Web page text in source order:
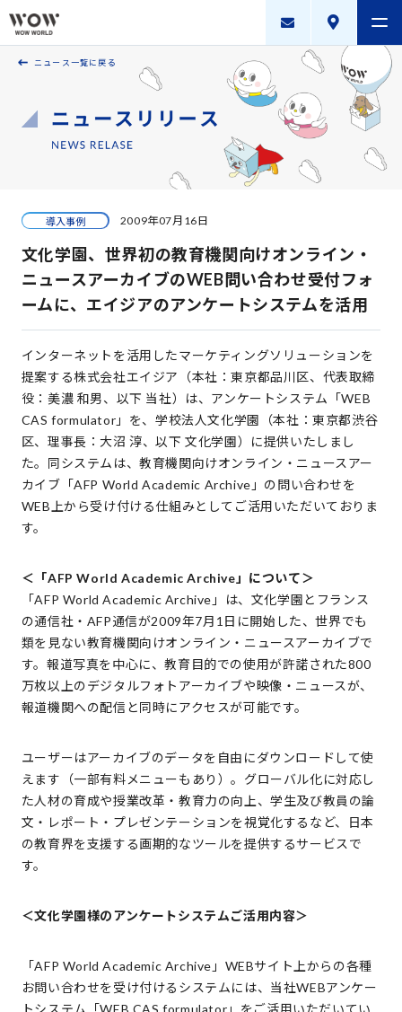
会社案内
採用案内
WOW WORLD GROUP
Copyright © WOW WORLD Inc. All Rights Reserved.
ニュース一覧に戻る
導入事例 2009年07月16日
文化学園、世界初の教育機関向けオンライン・
ニュースアーカイブのWEB問い合わせ受付フォ
ームに、エイジアのアンケートシステムを活用
インターネットを活用したマーケティングソリューションを
提案する株式会社エイジア（本社：東京都品川区、代表取締
役：美濃 和男、以下 当社）は、アンケートシステム「WEB
CAS formulator」を、学校法人文化学園（本社：東京都渋谷
区、理事長：大沼 淳、以下 文化学園）に提供いたしまし
た。同システムは、教育機関向けオンライン・ニュースアー
カイブ「AFP World Academic Archive」の問い合わせを
WEB上から受け付ける仕組みとしてご活用いただいておりま
す。
＜「AFP World Academic Archive」について＞
「AFP World Academic Archive」は、文化学園とフランス
の通信社・AFP通信が2009年7月1日に開始した、世界でも
類を見ない教育機関向けオンライン・ニュースアーカイブで
す。報道写真を中心に、教育目的での使用が許諾された800
万枚以上のデジタルフォトアーカイブや映像・ニュースが、
報道機関への配信と同時にアクセスが可能です。
ユーザーはアーカイブのデータを自由にダウンロードして使
えます（一部有料メニューもあり）。グローバル化に対応し
た人材の育成や授業改革・教育力の向上、学生及び教員の論
文・レポート・プレゼンテーションを視覚化するなど、日本
の教育界を支援する画期的なツールを提供するサービスで
す。
＜文化学園様のアンケートシステムご活用内容＞
「AFP World Academic Archive」WEBサイト上からの各種
お問い合わせを受け付けるシステムには、当社WEBアンケー